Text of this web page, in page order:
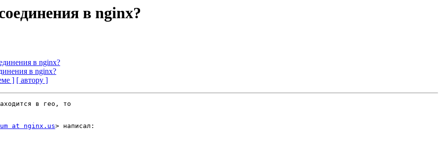
в nginx?
в nginx?
в nginx?
] [ автору ]
в гео, то
at nginx.us> написал: